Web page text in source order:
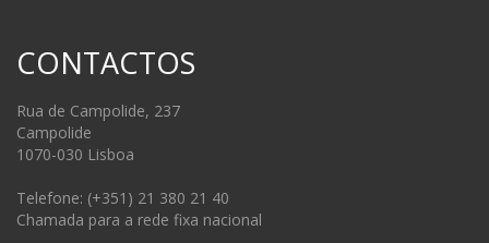
CONTACTOS
Rua de Campolide, 237
Campolide
1070-030 Lisboa
Telefone: (+351) 21 380 21 40
Chamada para a rede fixa nacional